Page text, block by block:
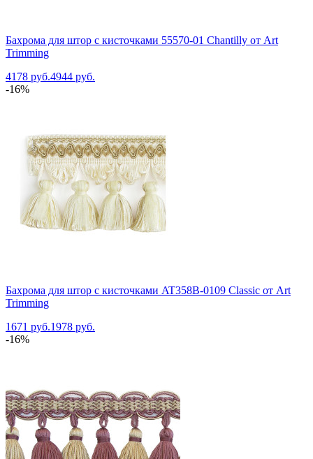
Бахрома для штор с кисточками 55570-01 Chantilly от Art
Trimming
4178 руб.4944 руб.
-16%
Бахрома для штор с кисточками AT358B-0109 Classic от Art
Trimming
1671 руб.1978 руб.
-16%